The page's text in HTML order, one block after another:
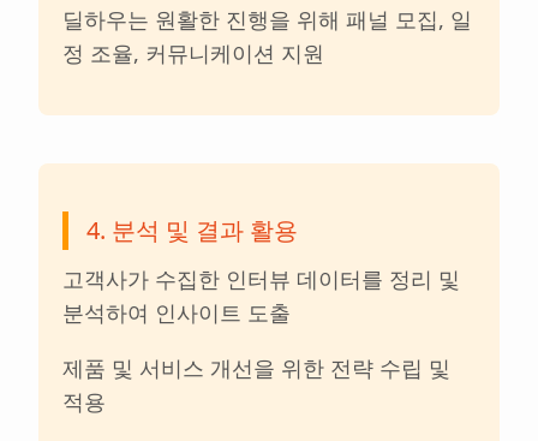
딜하우는 원활한 진행을 위해 패널 모집, 일
정 조율, 커뮤니케이션 지원
4. 분석 및 결과 활용
고객사가 수집한 인터뷰 데이터를 정리 및
분석하여 인사이트 도출
제품 및 서비스 개선을 위한 전략 수립 및
적용